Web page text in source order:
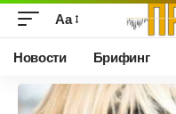
Аа
Новости Брифинг